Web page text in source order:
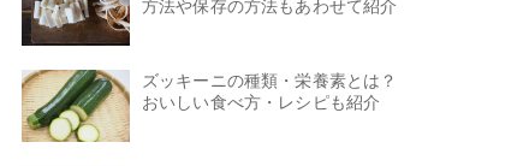
方法や保存の方法もあわせて紹介
ズッキーニの種類・栄養素とは？
おいしい食べ方・レシピも紹介